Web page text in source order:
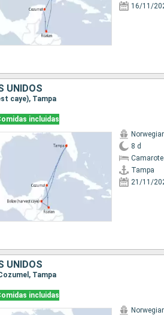
16/11/
UNIDOS
caye), Tampa
incluidas
8 d
Tampa
21/11/
UNIDOS
Tampa
incluidas